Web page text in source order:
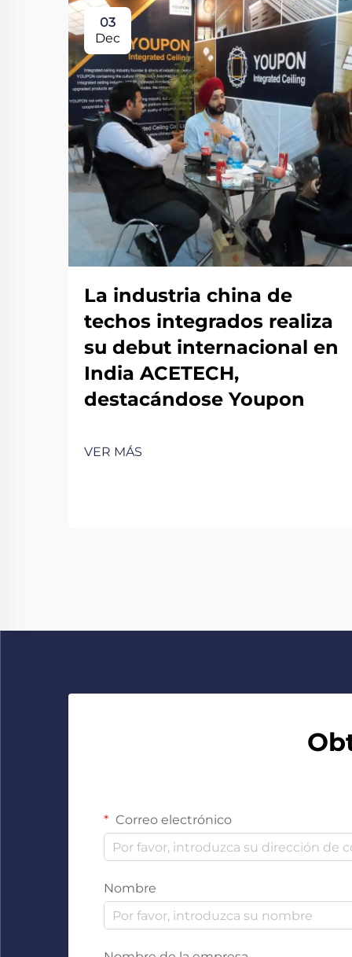
03
Dec
La industria china de
techos integrados realiza
su debut internacional en
India ACETECH,
destacándose Youpon
VER MÁS
Correo electrónico
Nombre